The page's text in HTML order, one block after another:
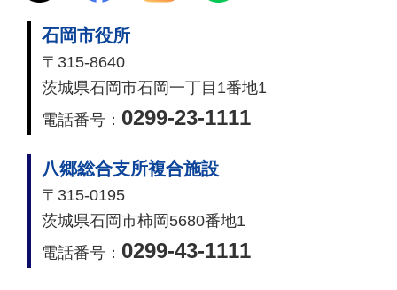
石岡市役所
〒315-8640
茨城県石岡市石岡一丁目1番地1
電話番号： 0299-23-1111
八郷総合支所複合施設
〒315-0195
茨城県石岡市柿岡5680番地1
電話番号： 0299-43-1111